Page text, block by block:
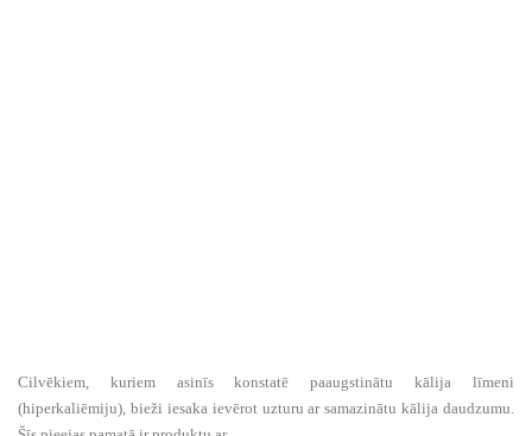
Cilvēkiem, kuriem asinīs konstatē paaugstinātu kālija līmeni
(hiperkaliēmiju), bieži iesaka ievērot uzturu ar samazinātu kālija daudzumu.